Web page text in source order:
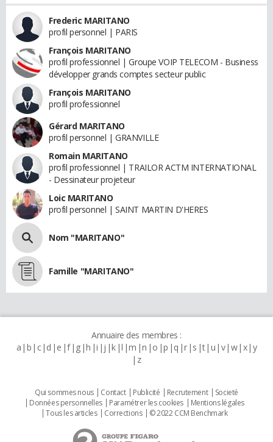
Frederic MARITANO
profil personnel | PARIS
François MARITANO
profil professionnel | Groupe VOIP TELECOM - Business
développer grands comptes secteur public
François MARITANO
profil professionnel
Gérard MARITANO
profil personnel | GRANVILLE
Romain MARITANO
profil professionnel | TRAILOR ACTM INTERNATIONAL
- Dessinateur projeteur
Loic MARITANO
profil personnel | SAINT MARTIN D'HERES
Nom "MARITANO"
Famille "MARITANO"
Annuaire des membres :
a b c d e f g h i j k l m n o p q r s t u v w x y
z
Qui sommes nous Contact Publicité Recrutement
Societé
Données personnelles
Paramétrer les cookies
Mentions légales
Tous les articles
Corrections © 2022 CCM Benchmark